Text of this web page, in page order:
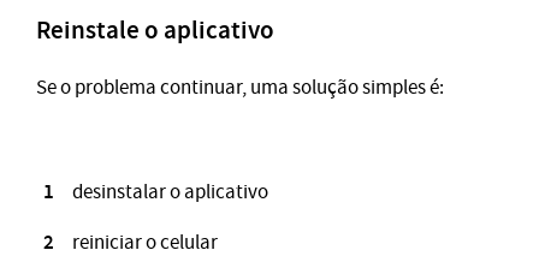
Reinstale o aplicativo
Se o problema continuar, uma solução simples é:
desinstalar o aplicativo
reiniciar o celular